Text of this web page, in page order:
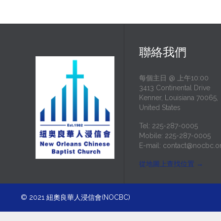
聯絡我們
每個主日 @ 上午10:00
3413 Continental Drive
Kenner, Louisiana 70065,
United States
Tel: 225-287-0005
Mobile: 225-287-0005
E-mail:
從地圖上查找位置 →
© 2021 紐奧良華人浸信會(NOCBC)